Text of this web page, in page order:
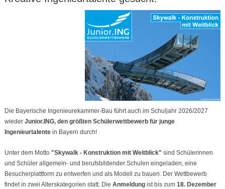
Die Bayerische Ingenieurekammer-Bau führt auch im Schuljahr 2026/2027
wiederJunior.ING, den größten Schülerwettbewerb für junge
Ingenieurtalentein Bayern durch!
Unter dem Motto "Skywalk - Konstruktion mit Weitblick" sind Schülerinnen
und Schüler allgemein- und berufsbildender Schulen eingeladen, eine
Besucherplattform zu entwerfen und als Modell zu bauen. Der Wettbewerb
findet in zwei Alterskategorien statt. Die Anmeldung ist bis zum 18. Dezember